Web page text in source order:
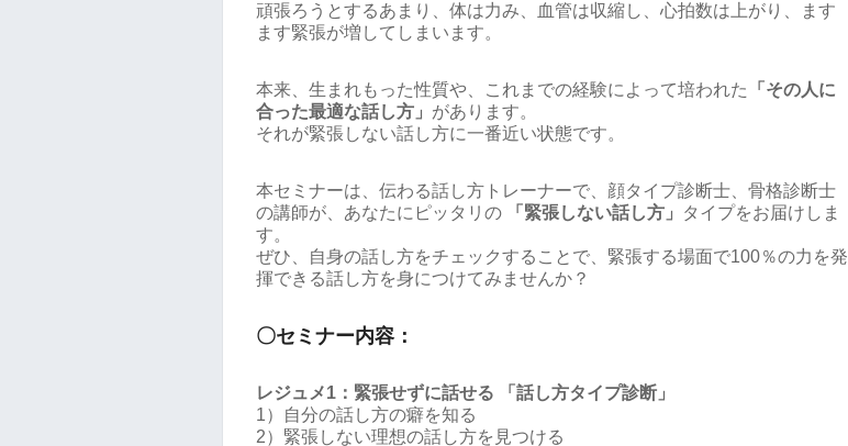
頑張ろうとするあまり、体は力み、血管は収縮し、心拍数は上がり、ます
ます緊張が増してしまいます。
本来、生まれもった性質や、これまでの経験によって培われた
「その人に
合った最適な話し方」 があります。
それが緊張しない話し方に一番近い状態です。
本セミナーは、伝わる話し方トレーナーで、顔タイプ診断士、骨格診断士
の講師が、あなたにピッタリの
「緊張しない話し方」
タイプをお届けしま
す。
ぜひ、自身の話し方をチェックすることで、緊張する場面で100％の力を発
揮できる話し方を身につけてみませんか？
〇セミナー内容：
レジュメ1：緊張せずに話せる 「話し方タイプ診断」
1）自分の話し方の癖を知る
2）緊張しない理想の話し方を見つける